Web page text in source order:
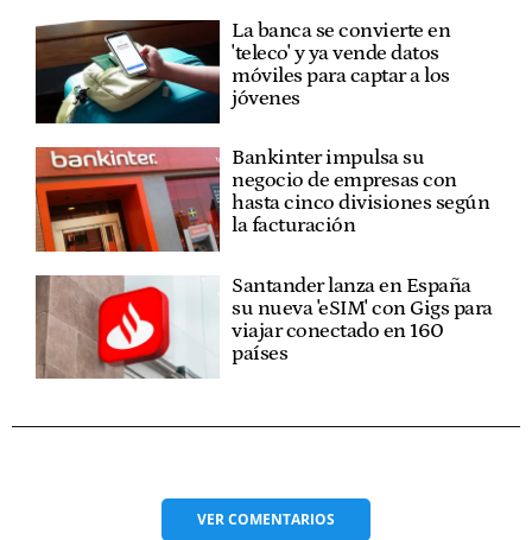
La banca se convierte en
'teleco' y ya vende datos
móviles para captar a los
jóvenes
Bankinter impulsa su
negocio de empresas con
hasta cinco divisiones según
la facturación
Santander lanza en España
su nueva 'eSIM' con Gigs para
viajar conectado en 160
países
VERCOMENTARIOS